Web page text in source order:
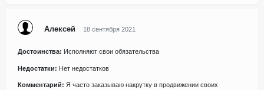
Алексей 18 сентября 2021
Достоинства: Исполняют свои обязательства
Недостатки: Нет недостатков
Комментарий: Я часто заказываю накрутку в продвижении своих